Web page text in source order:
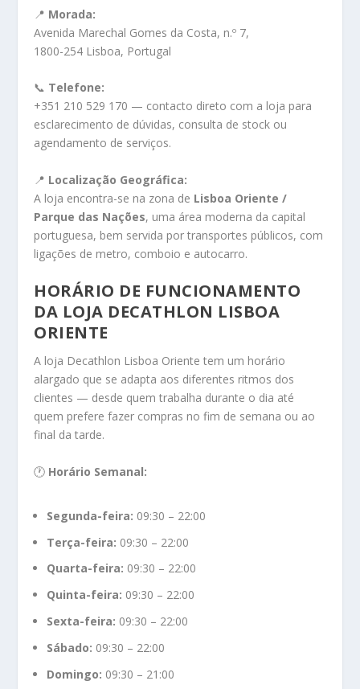
📍 Morada:
Avenida Marechal Gomes da Costa, n.º 7,
1800-254 Lisboa, Portugal
📞 Telefone:
+351 210 529 170 — contacto direto com a loja para
esclarecimento de dúvidas, consulta de stock ou
agendamento de serviços.
📍 Localização Geográfica:
A loja encontra-se na zona de Lisboa Oriente /
Parque das Nações, uma área moderna da capital
portuguesa, bem servida por transportes públicos, com
ligações de metro, comboio e autocarro.
HORÁRIO DE FUNCIONAMENTO
DA LOJA DECATHLON LISBOA
ORIENTE
A loja Decathlon Lisboa Oriente tem um horário
alargado que se adapta aos diferentes ritmos dos
clientes — desde quem trabalha durante o dia até
quem prefere fazer compras no fim de semana ou ao
final da tarde.
🕐 Horário Semanal:
Segunda-feira: 09:30 – 22:00
Terça-feira: 09:30 – 22:00
Quarta-feira: 09:30 – 22:00
Quinta-feira: 09:30 – 22:00
Sexta-feira: 09:30 – 22:00
Sábado: 09:30 – 22:00
Domingo: 09:30 – 21:00